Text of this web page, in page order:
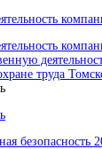
труда
безопасность